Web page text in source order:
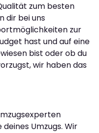
zum besten
dir bei uns
zur
hast und auf eine
bist oder ob du
wir haben das
Umzugs. Wir